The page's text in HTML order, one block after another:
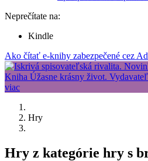
Neprečítate na:
Kindle
Ako čítať e-knihy zabezpečené cez
Hry
Hry z kategórie hry s